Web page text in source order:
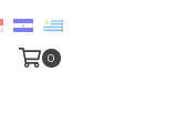
0